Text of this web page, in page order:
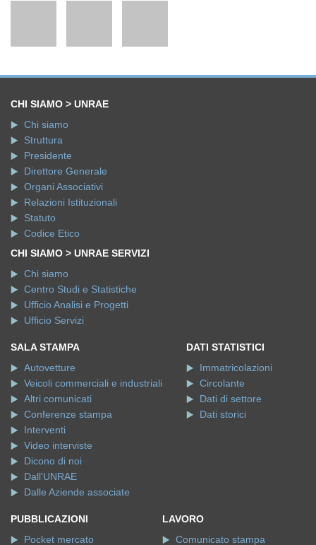
CHI SIAMO > UNRAE
Chi siamo
Struttura
Presidente
Direttore Generale
Organi Associativi
Relazioni Istituzionali
Statuto
Codice Etico
CHI SIAMO > UNRAE SERVIZI
Chi siamo
Centro Studi e Statistiche
Ufficio Analisi e Progetti
Ufficio Servizi
SALA STAMPA
Autovetture
Veicoli commerciali e industriali
Altri comunicati
Conferenze stampa
Interventi
Video interviste
Dicono di noi
Dall'UNRAE
Dalle Aziende associate
DATI STATISTICI
Immatricolazioni
Circolante
Dati di settore
Dati storici
PUBBLICAZIONI
Pocket mercato
LAVORO
Comunicato stampa